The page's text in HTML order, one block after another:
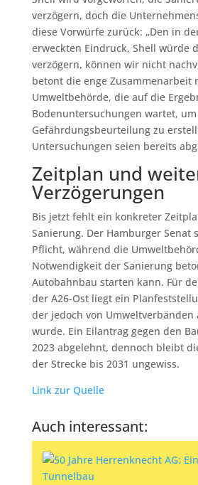
verzögern, doch die
diese Vorwürfe zurück: „Den in
erweckten Eindruck, Shell würde
verzögern, können wir nicht
betont die enge Zusammenarbeit
Umweltbehörde, die auf die
Bodenuntersuchungen wartet,
Gefährdungsbeurteilung zu
Untersuchungen seien bereits
Zeitplan und
Verzögerungen
Bis jetzt fehlt ein konkreter
Sanierung. Der Hamburger Senat
Pflicht, während die
Notwendigkeit der Sanierung
Autobahnbau starten kann. Für
der A26-Ost liegt ein
der jedoch von Umweltverbänden
wurde. Ein Eilantrag gegen den
2023 abgelehnt, dennoch bleibt
der Strecke bis 2031 ungewiss.
Link zur Quelle
Auch interessant: